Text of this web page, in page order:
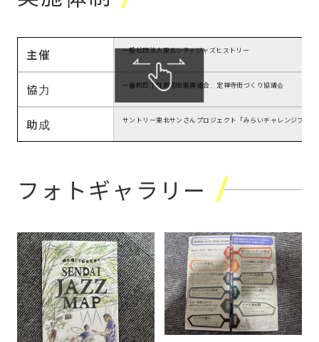
主催 一般社団法人東北シティジャズヒストリー
協力 一番町四丁目商店街振興組合、定禅寺街づくり協議会
助成 サントリー東北サンさんプロジェクト「みらいチャレンジプロ
フォトギャラリー